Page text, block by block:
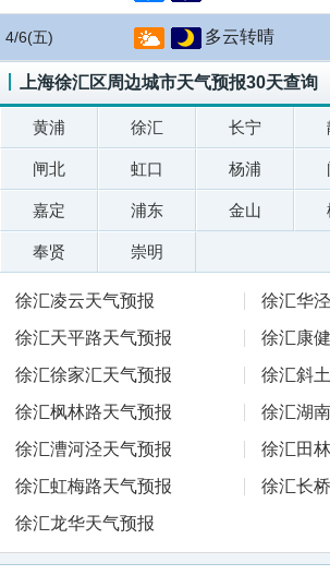
4/6(五) 多云转晴
上海徐汇区周边城市天气预报30天查询
黄浦 徐汇 长宁
闸北 虹口 杨浦
嘉定 浦东 金山
奉贤 崇明
徐汇凌云天气预报
徐汇华
徐汇天平路天气预报
徐汇康
徐汇徐家汇天气预报
徐汇斜
徐汇枫林路天气预报
徐汇湖
徐汇漕河泾天气预报
徐汇田
徐汇虹梅路天气预报
徐汇长
徐汇龙华天气预报